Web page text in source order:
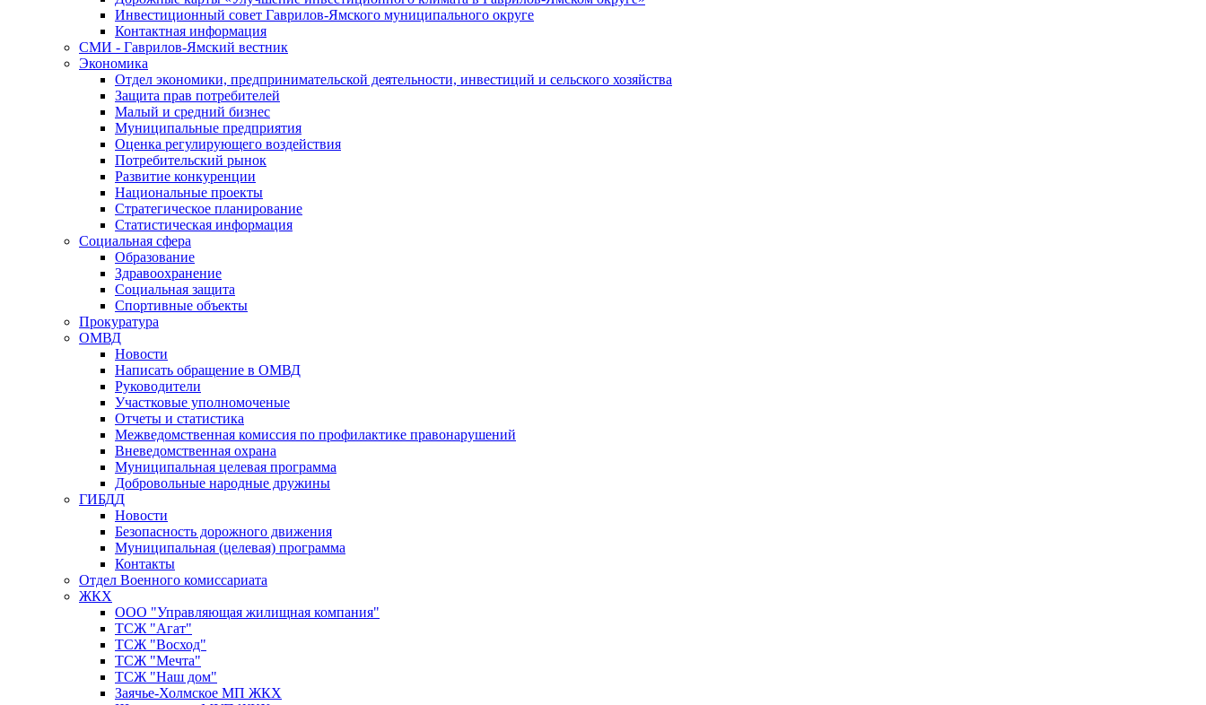
Инвестиционный совет Гаврилов-Ямского муниципального округе
Контактная информация
СМИ - Гаврилов-Ямский вестник
Экономика
Отдел экономики, предпринимательской деятельности, инвестиций и сельского хозяйства
Защита прав потребителей
Малый и средний бизнес
Муниципальные предприятия
Оценка регулирующего воздействия
Потребительский рынок
Развитие конкуренции
Национальные проекты
Стратегическое планирование
Статистическая информация
Социальная сфера
Образование
Здравоохранение
Социальная защита
Спортивные объекты
Прокуратура
ОМВД
Новости
Написать обращение в ОМВД
Руководители
Участковые уполномоченые
Отчеты и статистика
Межведомственная комиссия по профилактике правонарушений
Вневедомственная охрана
Муниципальная целевая программа
Добровольные народные дружины
ГИБДД
Новости
Безопасность дорожного движения
Муниципальная (целевая) программа
Контакты
Отдел Военного комиссариата
ЖКХ
ООО "Управляющая жилищная компания"
ТСЖ "Агат"
ТСЖ "Восход"
ТСЖ "Мечта"
ТСЖ "Наш дом"
Заячье-Холмское МП ЖКХ